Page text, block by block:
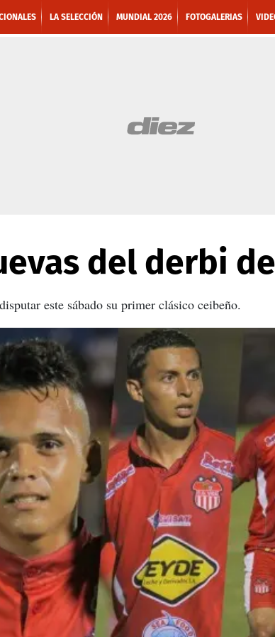
LA SELECCIÓN MUNDIAL 2026 FOTOGALERIAS
del derbi
este sábado su primer clásico ceibeño.